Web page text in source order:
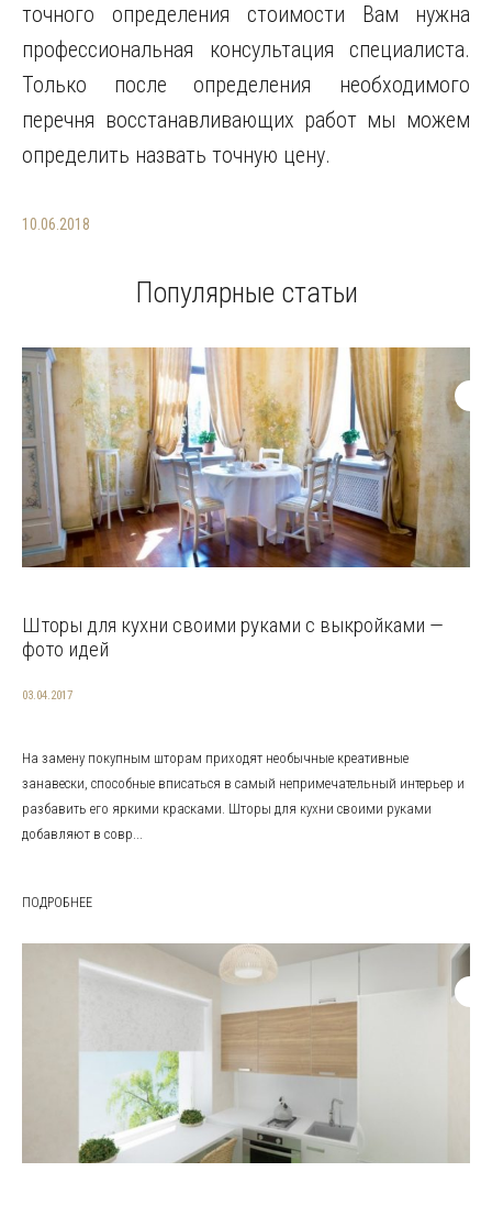
точного определения стоимости Вам нужна
профессиональная консультация специалиста.
Только после определения необходимого
перечня восстанавливающих работ мы можем
определить назвать точную цену.
10.06.2018
Популярные статьи
Шторы для кухни своими руками с выкройками —
фото идей
03.04.2017
На замену покупным шторам приходят необычные креативные
занавески, способные вписаться в самый непримечательный интерьер и
разбавить его яркими красками. Шторы для кухни своими руками
добавляют в совр...
ПОДРОБНЕЕ